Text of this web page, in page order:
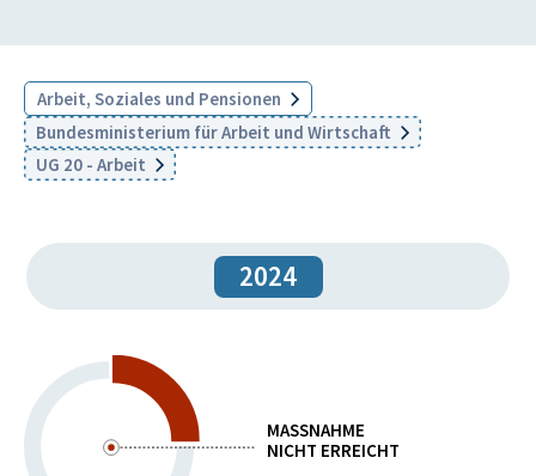
Arbeit, Soziales und Pensionen
Bundesministerium für Arbeit und Wirtschaft
UG 20 - Arbeit
2024
MASSNAHME
NICHT ERREICHT